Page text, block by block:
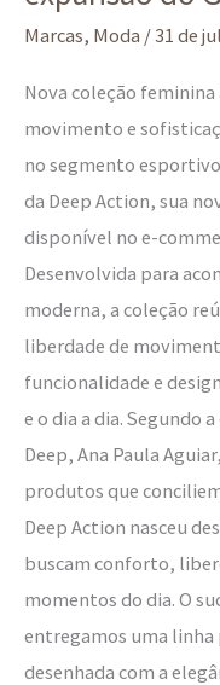
Marcas, Moda /31 de
Nova coleção
movimento e
no segmento
da Deep Action, sua
disponível no e-
Desenvolvida para
moderna, a coleção
liberdade de
funcionalidade e
e o dia a dia. Segundo
Deep, Ana Paula
produtos que
Deep Action nasceu
buscam conforto,
momentos do dia. O
entregamos uma
desenhada com a